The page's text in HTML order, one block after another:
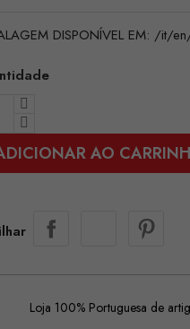
DISPONÍVEL EM: /it/
AO
Loja 100% Portuguesa de